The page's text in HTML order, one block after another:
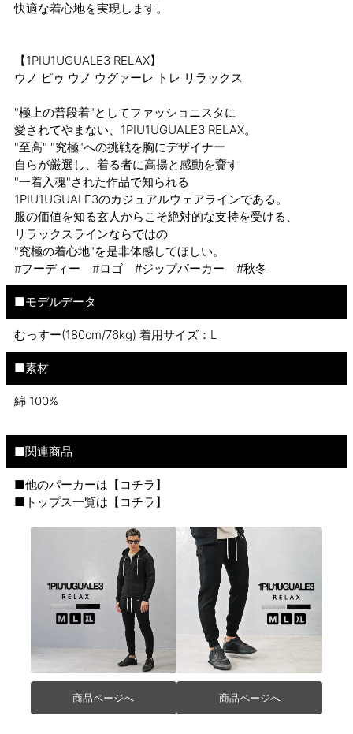
快適な着心地を実現します。
【1PIU1UGUALE3 RELAX】
ウノ ピゥ ウノ ウグァーレ トレ リラックス
"極上の普段着"としてファッショニスタに
愛されてやまない、1PIU1UGUALE3 RELAX。
"至高" "究極"への挑戦を胸にデザイナー
自らが厳選し、着る者に高揚と感動を齎す
"一着入魂"された作品で知られる
1PIU1UGUALE3のカジュアルウェアラインである。
服の価値を知る玄人からこそ絶対的な支持を受ける、
リラックスラインならではの
"究極の着心地"を是非体感してほしい。
#フーディー #ロゴ #ジップパーカー #秋冬
■モデルデータ
むっすー(180cm/76kg) 着用サイズ：L
■素材
綿 100%
■関連商品
■他のパーカーは【 コチラ 】
■トップス一覧は【 コチラ 】
商品ページへ 商品ページへ